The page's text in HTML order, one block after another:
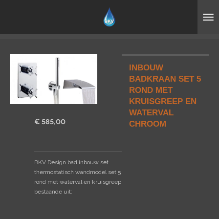
INBOUW
BADKRAAN SET 5
ROND MET
KRUISGREEP EN
WATERVAL
CHROOM
€ 585,00
BKV Design bad inbouw set
thermostatisch wandmodel set 5
rond met waterval en kruisgreep
bestaande uit: